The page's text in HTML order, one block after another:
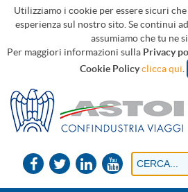
Utilizziamo i cookie per essere sicuri
esperienza sul nostro sito. Se continui
assumiamo che tu ne
Per maggiori informazioni sulla Privacy
Cookie Policyclicca qui